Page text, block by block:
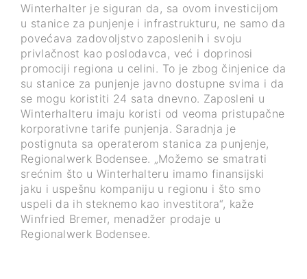
Winterhalter je siguran da, sa ovom investicijom
u stanice za punjenje i infrastrukturu, ne samo da
povećava zadovoljstvo zaposlenih i svoju
privlačnost kao poslodavca, već i doprinosi
promociji regiona u celini. To je zbog činjenice da
su stanice za punjenje javno dostupne svima i da
se mogu koristiti 24 sata dnevno. Zaposleni u
Winterhalteru imaju koristi od veoma pristupačne
korporativne tarife punjenja. Saradnja je
postignuta sa operaterom stanica za punjenje,
Regionalwerk Bodensee. „Možemo se smatrati
srećnim što u Winterhalteru imamo finansijski
jaku i uspešnu kompaniju u regionu i što smo
uspeli da ih steknemo kao investitora“, kaže
Winfried Bremer, menadžer prodaje u
Regionalwerk Bodensee.